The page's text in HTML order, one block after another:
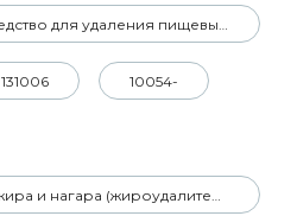
концентрированное средство для удаления пищевых нагаров
131006 10054-
Средства для удаления жира и нагара (жироудалители)